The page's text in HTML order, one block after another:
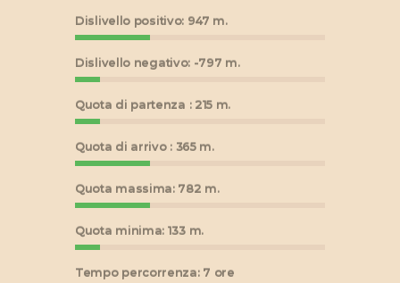
Dislivello positivo: 947 m.
Dislivello negativo: -797 m.
Quota di partenza : 215 m.
Quota di arrivo : 365 m.
Quota massima: 782 m.
Quota minima: 133 m.
Tempo percorrenza: 7 ore